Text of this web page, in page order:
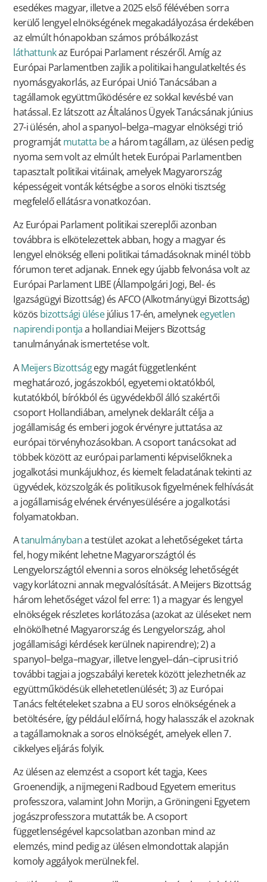
esedékes magyar, illetve a 2025 első félévében sorra
kerülő lengyel elnökségének megakadályozása érdekében
az elmúlt hónapokban számos próbálkozást
láthattunkaz Európai Parlament részéről. Amíg az
Európai Parlamentben zajlik a politikai hangulatkeltés és
nyomásgyakorlás, az Európai Unió Tanácsában a
tagállamok együttműködésére ez sokkal kevésbé van
hatással. Ez látszott az Általános Ügyek Tanácsának június
27-i ülésén, ahol a spanyol–belga–magyar elnökségi trió
programjátmutatta bea három tagállam, az ülésen pedig
nyoma sem volt az elmúlt hetek Európai Parlamentben
tapasztalt politikai vitáinak, amelyek Magyarország
képességeit vonták kétségbe a soros elnöki tisztség
megfelelő ellátásra vonatkozóan.
Az Európai Parlament politikai szereplői azonban
továbbra is elkötelezettek abban, hogy a magyar és
lengyel elnökség elleni politikai támadásoknak minél több
fórumon teret adjanak. Ennek egy újabb felvonása volt az
Európai Parlament LIBE (Állampolgári Jogi, Bel- és
Igazságügyi Bizottság) és AFCO (Alkotmányügyi Bizottság)
közös bizottsági ülésejúlius 17-én, amelynekegyetlen
napirendi pontjaa hollandiai Meijers Bizottság
tanulmányának ismertetése volt.
AMeijers Bizottságegy magát függetlenként
meghatározó, jogászokból, egyetemi oktatókból,
kutatókból, bírókból és ügyvédekből álló szakértői
csoport Hollandiában, amelynek deklarált célja a
jogállamiság és emberi jogok érvényre juttatása az
európai törvényhozásokban. A csoport tanácsokat ad
többek között az európai parlamenti képviselőknek a
jogalkotási munkájukhoz, és kiemelt feladatának tekinti az
ügyvédek, közszolgák és politikusok figyelmének felhívását
a jogállamiság elvének érvényesülésére a jogalkotási
folyamatokban.
Atanulmánybana testület azokat a lehetőségeket tárta
fel, hogy miként lehetne Magyarországtól és
Lengyelországtól elvenni a soros elnökség lehetőségét
vagy korlátozni annak megvalósítását. A Meijers Bizottság
három lehetőséget vázol fel erre: 1) a magyar és lengyel
elnökségek részletes korlátozása (azokat az üléseket nem
elnökölhetné Magyarország és Lengyelország, ahol
jogállamisági kérdések kerülnek napirendre); 2) a
spanyol–belga–magyar, illetve lengyel–dán–ciprusi trió
további tagjai a jogszabályi keretek között jelezhetnék az
együttműködésük ellehetetlenülését; 3) az Európai
Tanács feltételeket szabna a EU soros elnökségének a
betöltésére, így például előírná, hogy halasszák el azoknak
a tagállamoknak a soros elnökségét, amelyek ellen 7.
cikkelyes eljárás folyik.
Az ülésen az elemzést a csoport két tagja, Kees
Groenendijk, a nijmegeni Radboud Egyetem emeritus
professzora, valamint John Morijn, a Gröningeni Egyetem
jogászprofesszora mutatták be. A csoport
függetlenségével kapcsolatban azonban mind az
elemzés, mind pedig az ülésen elmondottak alapján
komoly aggályok merülnek fel.